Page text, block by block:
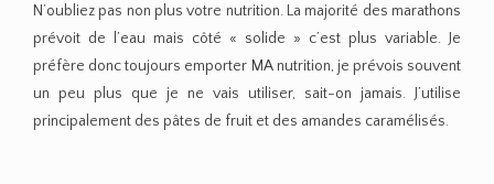
N’oubliez pas non plus votre nutrition. La majorité des marathons
prévoit de l’eau mais côté « solide » c’est plus variable. Je
préfère donc toujours emporter MA nutrition, je prévois souvent
un peu plus que je ne vais utiliser, sait-on jamais. J’utilise
principalement des pâtes de fruit et des amandes caramélisés.